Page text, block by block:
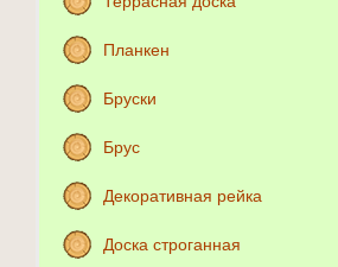
Планкен
Бруски
Брус
Декоративная рейка
Доска строганная